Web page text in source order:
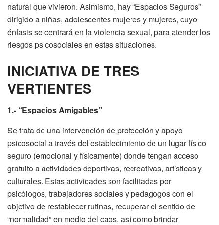
natural que vivieron. Asimismo, hay “Espacios Seguros”
dirigido a niñas, adolescentes mujeres y mujeres, cuyo
énfasis se centrará en la violencia sexual, para atender los
riesgos psicosociales en estas situaciones.
INICIATIVA DE TRES
VERTIENTES
1.- “Espacios Amigables”
Se trata de una intervención de protección y apoyo
psicosocial a través del establecimiento de un lugar físico
seguro (emocional y físicamente) donde tengan acceso
gratuito a actividades deportivas, recreativas, artísticas y
culturales. Estas actividades son facilitadas por
psicólogos, trabajadores sociales y pedagogos con el
objetivo de restablecer rutinas, recuperar el sentido de
“normalidad” en medio del caos, así como brindar